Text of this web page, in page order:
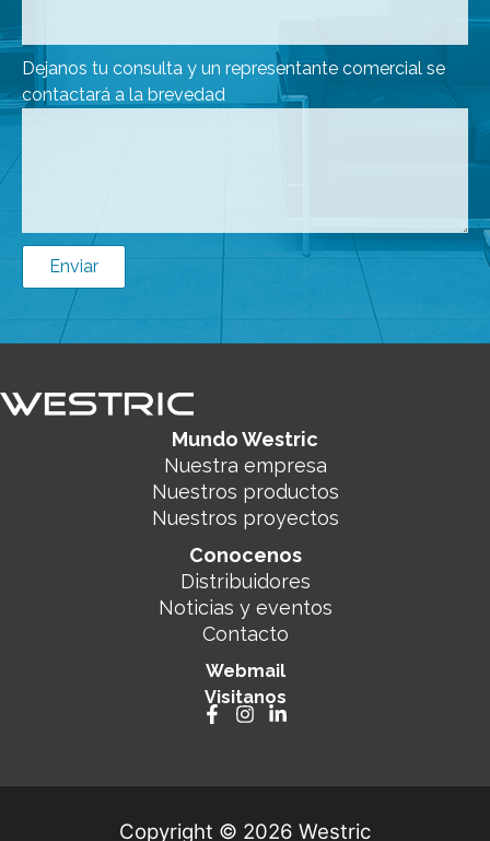
Dejanos tu consulta y un representante comercial se
contactará a la brevedad
Enviar
Mundo Westric
Nuestra empresa
Nuestros productos
Nuestros proyectos
Conocenos
Distribuidores
Noticias y eventos
Contacto
Webmail
Visitanos
Copyright © 2026 Westric